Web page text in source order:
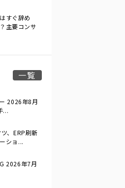
すぐ辞め
主要コンサ
一覧
2026年8月
...
、ERP刷新
ショ...
2026年7月